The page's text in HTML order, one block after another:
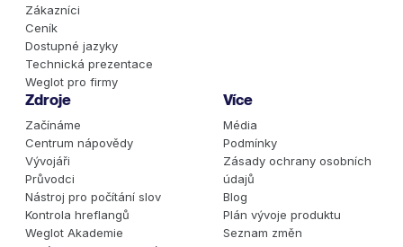
Zákazníci
Ceník
Dostupné jazyky
Technická prezentace
Weglot pro firmy
Zdroje
Začínáme
Centrum nápovědy
Vývojáři
Průvodci
Nástroj pro počítání slov
Kontrola hreflangů
Weglot Akademie
Více
Média
Podmínky
Zásady ochrany osobních
údajů
Blog
Plán vývoje produktu
Seznam změn